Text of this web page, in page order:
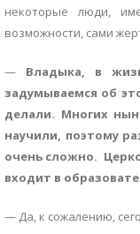
некоторые люди,
возможности, сами
— Владыка, в
задумываемся об
делали. Многих
научили, поэтому
очень сложно.
входит в
— Да, к сожалению,